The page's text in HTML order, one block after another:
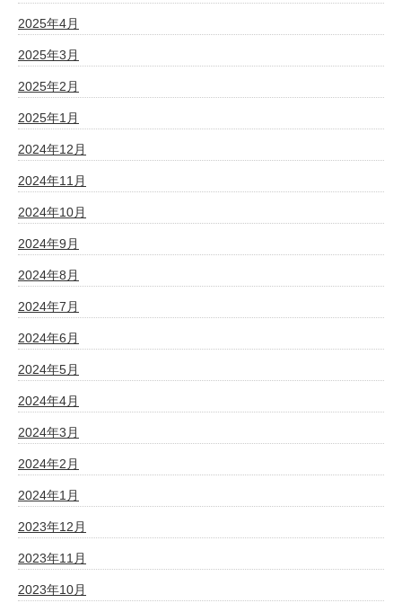
2025年4月
2025年3月
2025年2月
2025年1月
2024年12月
2024年11月
2024年10月
2024年9月
2024年8月
2024年7月
2024年6月
2024年5月
2024年4月
2024年3月
2024年2月
2024年1月
2023年12月
2023年11月
2023年10月